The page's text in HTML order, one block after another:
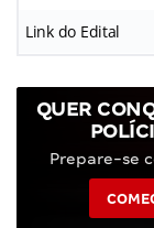
Link do Edital
QUER
Prepare-se